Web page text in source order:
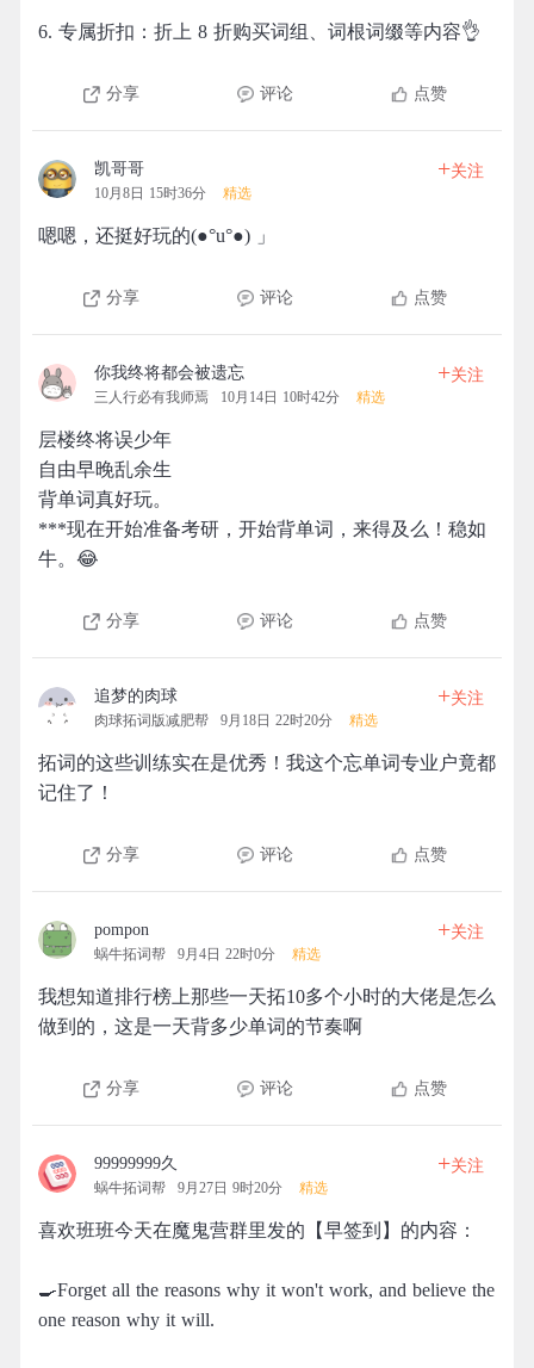
6. 专属折扣：折上 8 折购买词组、词根词缀等内容👌
分享 评论 点赞
凯哥哥
10月8日 15时36分 精选
+关注
嗯嗯，还挺好玩的(●°u°●)​ 」
分享 评论 点赞
你我终将都会被遗忘
三人行必有我师焉 10月14日 10时42分 精选
+关注
层楼终将误少年
自由早晚乱余生
背单词真好玩。
***现在开始准备考研，开始背单词，来得及么！稳如
牛。😂
分享 评论 点赞
追梦的肉球
肉球拓词版减肥帮 9月18日 22时20分 精选
+关注
拓词的这些训练实在是优秀！我这个忘单词专业户竟都
记住了！
分享 评论 点赞
pompon
蜗牛拓词帮 9月4日 22时0分 精选
+关注
我想知道排行榜上那些一天拓10多个小时的大佬是怎么
做到的，这是一天背多少单词的节奏啊
分享 评论 点赞
99999999久
蜗牛拓词帮 9月27日 9时20分 精选
+关注
喜欢班班今天在魔鬼营群里发的【早签到】的内容：
🍳Forget all the reasons why it won't work, and believe the
one reason why it will.